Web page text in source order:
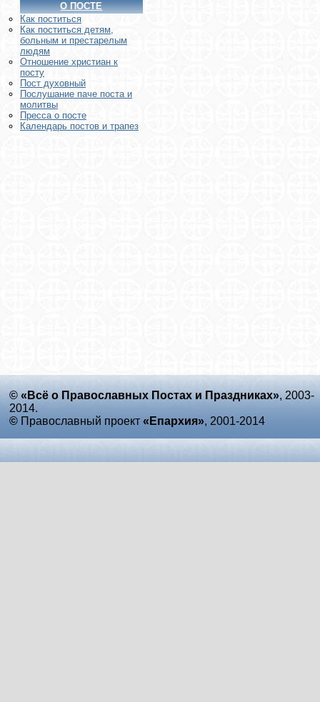
О ПОСТЕ
Как поститься
Как поститься детям,
больным и престарелым
людям
Отношение христиан к
посту
Пост духовный
Послушание паче поста и
молитвы
Пресса о посте
Календарь постов и трапез
© «Всё о Православных Постах и Праздниках», 2003-
2014.
© Православный проект «Епархия», 2001-2014